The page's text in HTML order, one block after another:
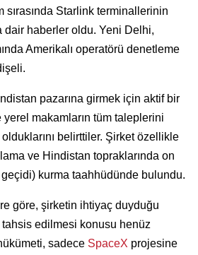
sırasında Starlink terminallerinin
dair haberler oldu. Yeni Delhi,
Amerikalı operatörü denetleme
pazarına girmek için aktif bir
yerel makamların tüm taleplerini
belirttiler. Şirket özellikle
ve Hindistan topraklarında on
kurma taahhüdünde bulundu.
göre, şirketin ihtiyaç duyduğu
edilmesi konusu henüz
sadece SpaceX projesine